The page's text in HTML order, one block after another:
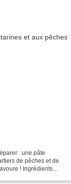
: une pâte
de pêches et de
! Ingrédients